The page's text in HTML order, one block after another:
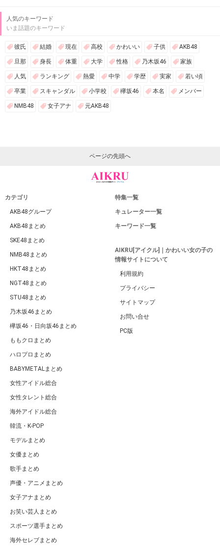
人気のキーワード
いま話題のキーワード
彼氏 結婚 現在 高校 かわいい 子供 AKB48
旦那 身長 体重 大学 性格 乃木坂46 家族
人気 ランキング 熱愛 中学 学歴 実家 若い頃
卒業 スキャンダル 小学校 欅坂46 本名 メンバー
NMB48 女子アナ 元AKB48
ページの先頭へ
カテゴリ
AKB48グループ
AKB48まとめ
SKE48まとめ
NMB48まとめ
HKT48まとめ
NGT48まとめ
STU48まとめ
乃木坂46まとめ
欅坂46・日向坂46まとめ
ももクロまとめ
ハロプロまとめ
BABYMETALまとめ
女性アイドル総合
女性タレント総合
海外アイドル総合
韓流・K-POP
モデルまとめ
女優まとめ
歌手まとめ
声優・アニメまとめ
女子アナまとめ
お笑い芸人まとめ
スポーツ選手まとめ
海外セレブまとめ
特集一覧
キュレーター一覧
キーワード一覧
AIKRU[アイクル]｜かわいい女の子の
情報サイトについて
利用規約
プライバシー
サイトマップ
お問い合せ
PC版